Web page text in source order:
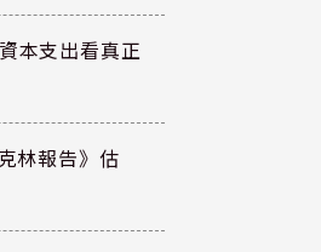
本支出看真正
林報告》估